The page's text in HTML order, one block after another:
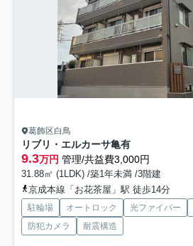
葛飾区白鳥
リブリ・エルカーサ亀有
9.3万円 管理/共益費3,000円
31.88㎡ (1LDK) /築1年未満 /3階建
京成本線「お花茶屋」駅 徒歩14分
駐輪場 オートロック 光ファイバー
防犯カメラ
耐震構造